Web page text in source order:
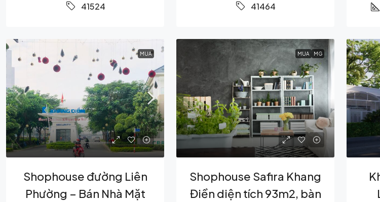
41524 41464
MUA
Shophouse đường Liên
Phường – Bán Nhà Mặt
MUA MG
Shophouse Safira Khang
Điền diện tích 93m2, bàn